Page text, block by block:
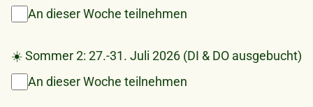
An dieser Woche teilnehmen
☀️ Sommer 2: 27.-31. Juli 2026 (DI & DO ausgebucht)
An dieser Woche teilnehmen